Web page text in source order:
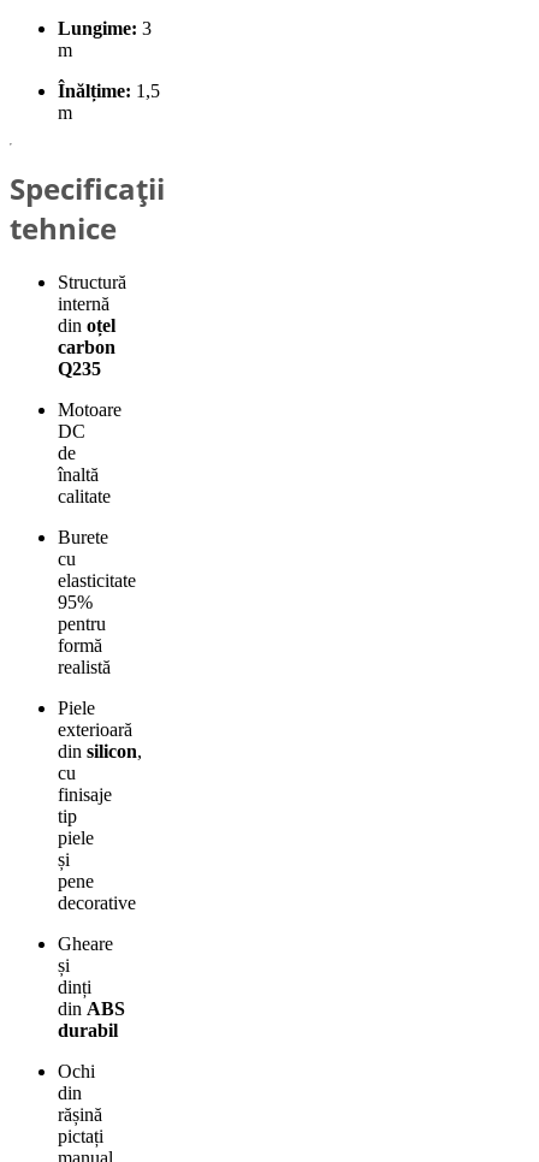
Lungime: 3
m
Înălțime: 1,5
m
Specificații
tehnice
Structură
internă
din oțel
carbon
Q235
Motoare
DC
de
înaltă
calitate
Burete
cu
elasticitate
95%
pentru
formă
realistă
Piele
exterioară
din silicon,
cu
finisaje
tip
piele
și
pene
decorative
Gheare
și
dinți
din ABS
durabil
Ochi
din
rășină
pictați